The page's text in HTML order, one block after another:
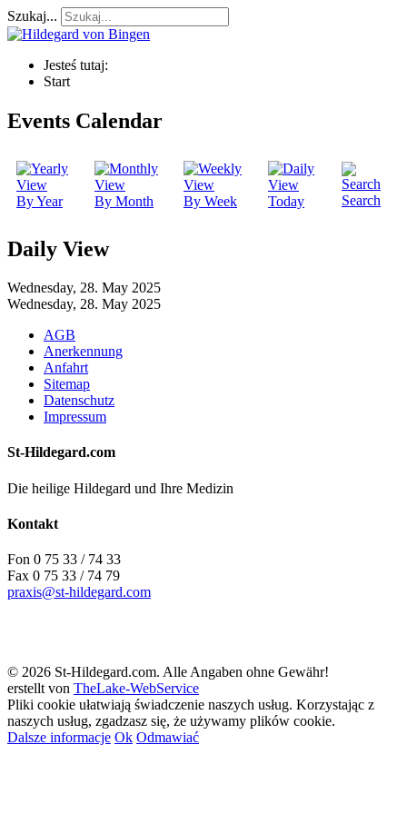
Szukaj...
Jesteś tutaj:
Start
Events Calendar
By Year By Month By Week Today Search
Daily View
Wednesday, 28. May 2025
Wednesday, 28. May 2025
AGB
Anerkennung
Anfahrt
Sitemap
Datenschutz
Impressum
St-Hildegard.com
Die heilige Hildegard und Ihre Medizin
Kontakt
Fon 0 75 33 / 74 33
Fax 0 75 33 / 74 79
praxis@st-hildegard.com
© 2026 St-Hildegard.com. Alle Angaben ohne Gewähr!
erstellt von TheLake-WebService
Pliki cookie ułatwiają świadczenie naszych usług. Korzystając z
naszych usług, zgadzasz się, że używamy plików cookie.
Dalsze informacje Ok Odmawiać